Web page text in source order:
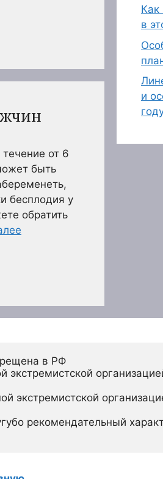
от 6
быть
бесплодия у
обратить
Как
в
и
в РФ
экстремистской
рекомендательный